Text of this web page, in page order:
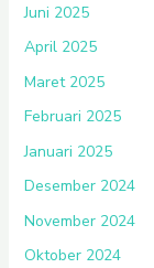
Juni 2025
April 2025
Maret 2025
Februari 2025
Januari 2025
Desember 2024
November 2024
Oktober 2024